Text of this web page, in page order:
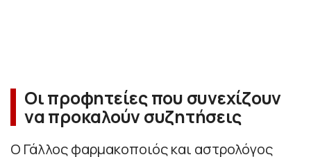
Οι προφητείες που συνεχίζουν
να προκαλούν συζητήσεις
Ο Γάλλος φαρμακοποιός και αστρολόγος